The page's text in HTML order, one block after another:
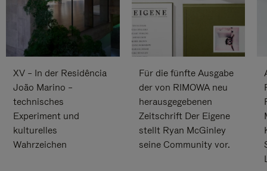
XV – In der Residência
João Marino –
technisches
Experiment und
kulturelles
Wahrzeichen
Für die fünfte Ausgabe
der von RIMOWA neu
herausgegebenen
Zeitschrift Der Eigene
stellt Ryan McGinley
seine Community vor.